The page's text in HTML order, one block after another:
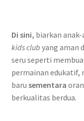
Di sini, biarkan
kids club yang aman
seru seperti
permainan edukatif,
baru sementara
berkualitas berdua.